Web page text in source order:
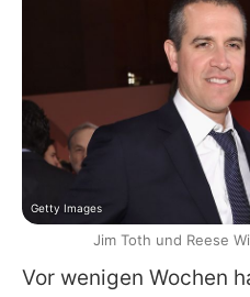
Vor wenigen Wochen
Getty Images
Jim Toth und Reese